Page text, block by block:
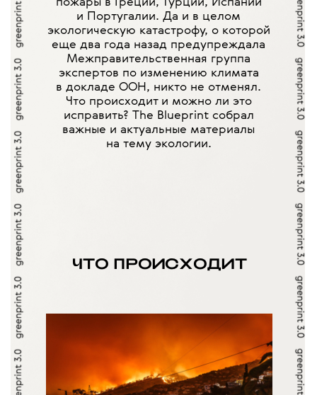
и Португалии. Да и в целом
экологическую катастрофу, о которой
еще два года назад предупреждала
Межправительственная группа
экспертов по изменению климата
в докладе ООН, никто не отменял.
Что происходит и можно ли это
исправить? The Blueprint собрал
важные и актуальные материалы
на тему экологии.
ЧТО ПРОИСХОДИТ